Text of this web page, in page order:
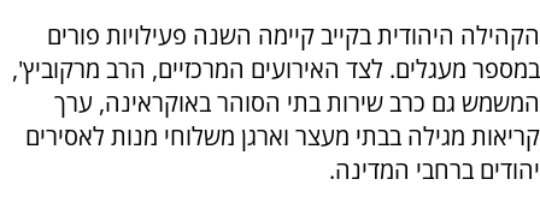
הקהילה היהודית בקייב קיימה השנה פעילויות פורים
במספר מעגלים. לצד האירועים המרכזיים, הרב מרקוביץ',
המשמש גם כרב שירות בתי הסוהר באוקראינה, ערך
קריאות מגילה בבתי מעצר וארגן משלוחי מנות לאסירים
יהודים ברחבי המדינה.